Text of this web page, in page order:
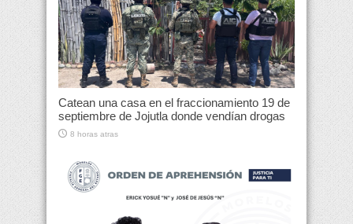
Catean una casa en el fraccionamiento 19 de
septiembre de Jojutla donde vendían drogas
8 horas atras